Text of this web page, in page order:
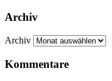
Archiv
Archiv
Kommentare